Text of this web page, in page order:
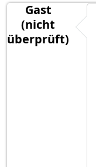
Gast
(nicht
überprüft)